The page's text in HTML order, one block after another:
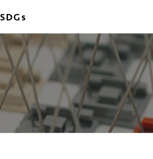
SDGs